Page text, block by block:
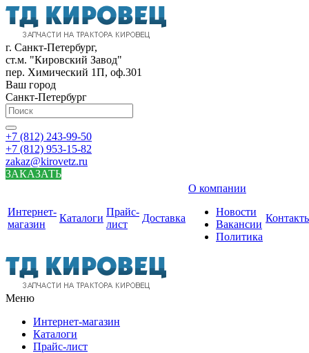
г. Санкт-Петербург,
ст.м. "Кировский Завод"
пер. Химический 1П, оф.301
Ваш город
Санкт-Петербург
+7 (812) 243-99-50
+7 (812) 953-15-82
zakaz@kirovetz.ru
ЗАКАЗАТЬ
Интернет-
магазин
Каталоги
Прайс-
лист
Доставка
О компании
Новости
Вакансии
Политика
Меню
Интернет-магазин
Каталоги
Прайс-лист